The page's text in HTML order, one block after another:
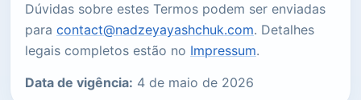
Dúvidas sobre estes Termos podem ser enviadas
para contact@nadzeyayashchuk.com. Detalhes
legais completos estão no Impressum.
Data de vigência: 4 de maio de 2026